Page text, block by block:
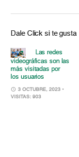
Dale Click si te gusta
Las redes
videográficas son las
más visitadas por
los usuarios
3 OCTUBRE, 2023 •
VISITAS: 903